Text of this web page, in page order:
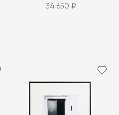
34 650 ₽